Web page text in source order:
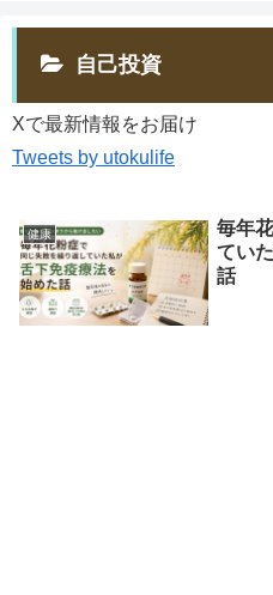
自己投資
Xで最新情報をお届け
Tweets by utokulife
健康
毎年
てい
話